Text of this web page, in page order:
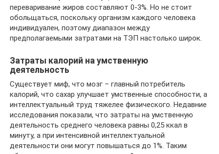
переваривание жиров составляют 0-3%. Но не стоит
обольщаться, поскольку организм каждого человека
индивидуален, поэтому диапазон между
предполагаемыми затратами на ТЭП настолько широк.
Затраты калорий на умственную
деятельность
Существует миф, что мозг – главный потребитель
калорий, что сахар улучшает умственные способности, а
интеллектуальный труд тяжелее физического. Недавние
исследования показали, что затраты на умственную
деятельность среднего человека равны 0,25 ккал в
минуту, а при интенсивной интеллектуальной
деятельности они могут повышаться до 1%. Таким